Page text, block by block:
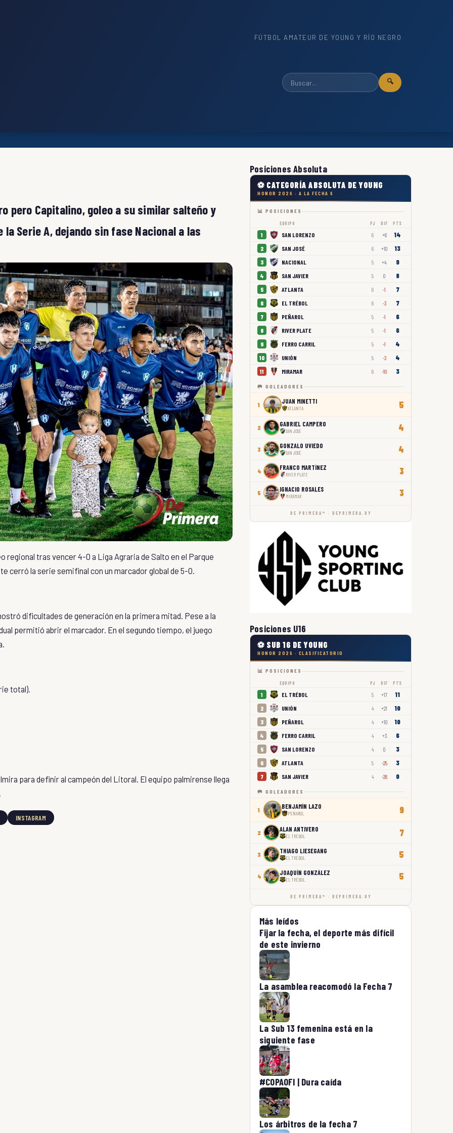
FÚTBOL AMATEUR DE YOUNG Y RÍO NEGRO
🔍
pero Capitalino, goleo a su similar salteño y
Serie A, dejando sin fase Nacional a las
regional tras vencer 4-0 a Liga Agraria de Salto en el Parque
cerró la serie semifinal con un marcador global de 5-0.
dificultades de generación en la primera mitad. Pese a la
permitió abrir el marcador. En el segundo tiempo, el juego
total).
para definir al campeón del Litoral. El equipo palmirense llega
INSTAGRAM
Posiciones Absoluta
⚽ CATEGORÍA ABSOLUTA DE YOUNG
HONOR 2026 · A LA FECHA 6
📊 POSICIONES
EQUIPO PJ DIF PTS
1 SAN LORENZO 6 +6 14
2 SAN JOSÉ 6 +10 13
3 NACIONAL 5 +4 9
4 SAN JAVIER 5 0 8
5 ATLANTA 6 -1 7
6 EL TRÉBOL 6 -3 7
7 PEÑAROL 5 -1 6
8 RIVER PLATE 5 -1 6
9 FERRO CARRIL 5 -1 4
10 UNIÓN 5 -3 4
11 MIRAMAR 6 -10 3
🥅 GOLEADORES
1 JUAN MINETTI
ATLANTA 5
2 GABRIEL CAMPERO
SAN JOSÉ 4
3 GONZALO UVIEDO
SAN JOSÉ 4
4 FRANCO MARTÍNEZ
RIVER PLATE 3
5 IGNACIO ROSALES
MIRAMAR 3
DE PRIMERA™ · DEPRIMERA.UY
Posiciones U16
⚽ SUB 16 DE YOUNG
HONOR 2026 · CLASIFICATORIO
📊 POSICIONES
EQUIPO PJ DIF PTS
1 EL TRÉBOL 5 +17 11
2 UNIÓN 4 +21 10
3 PEÑAROL 4 +10 10
4 FERRO CARRIL 4 +3 6
5 SAN LORENZO 4 0 3
6 ATLANTA 5 -25 3
7 SAN JAVIER 4 -26 0
🥅 GOLEADORES
1 BENJAMÍN LAZO
PEÑAROL 9
2 ALAN ANTIVERO
EL TRÉBOL 7
3 THIAGO LIESEGANG
EL TRÉBOL 5
4 JOAQUÍN GONZÁLEZ
EL TRÉBOL 5
DE PRIMERA™ · DEPRIMERA.UY
Más leídos
Fijar la fecha, el deporte más difícil
de este invierno
La asamblea reacomodó la Fecha 7
La Sub 13 femenina está en la
siguiente fase
#COPAOFI | Dura caída
Los árbitros de la fecha 7